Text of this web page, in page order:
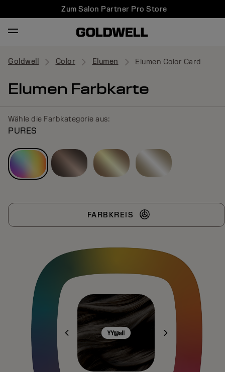
Zum Salon Partner Pro Store
Goldwell Color Elumen Elumen Color Card
Elumen Farbkarte
Wähle die Farbkategorie aus:
PURES
FARBKREIS